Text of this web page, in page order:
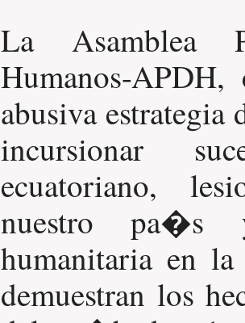
La Asamblea
Humanos-
abusiva
incursionar
ecuatoriano,
nuestro pa�s
humanitaria en
demuestran los